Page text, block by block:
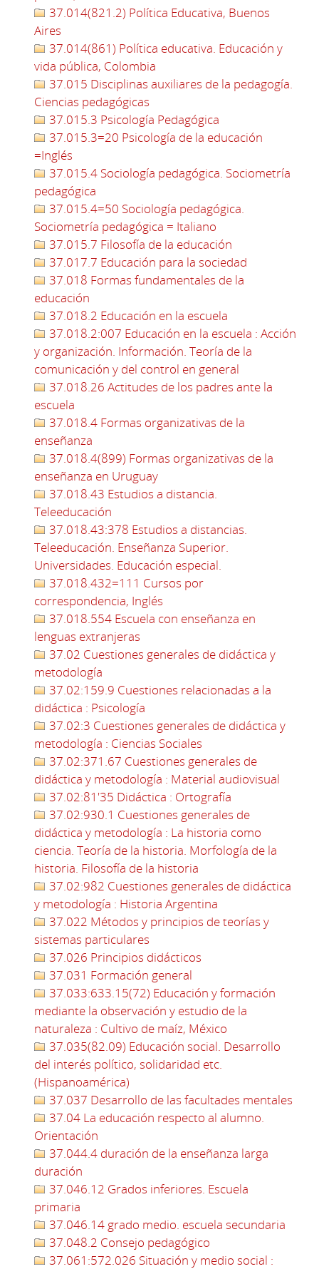
37.014(821.2) Política Educativa, Buenos
Aires
37.014(861) Política educativa. Educación y
vida pública, Colombia
37.015 Disciplinas auxiliares de la pedagogía.
Ciencias pedagógicas
37.015.3 Psicología Pedagógica
37.015.3=20 Psicología de la educación
=Inglés
37.015.4 Sociología pedagógica. Sociometría
pedagógica
37.015.4=50 Sociología pedagógica.
Sociometría pedagógica = Italiano
37.015.7 Filosofía de la educación
37.017.7 Educación para la sociedad
37.018 Formas fundamentales de la
educación
37.018.2 Educación en la escuela
37.018.2:007 Educación en la escuela : Acción
y organización. Información. Teoría de la
comunicación y del control en general
37.018.26 Actitudes de los padres ante la
escuela
37.018.4 Formas organizativas de la
enseñanza
37.018.4(899) Formas organizativas de la
enseñanza en Uruguay
37.018.43 Estudios a distancia.
Teleeducación
37.018.43:378 Estudios a distancias.
Teleeducación. Enseñanza Superior.
Universidades. Educación especial.
37.018.432=111 Cursos por
correspondencia, Inglés
37.018.554 Escuela con enseñanza en
lenguas extranjeras
37.02 Cuestiones generales de didáctica y
metodología
37.02:159.9 Cuestiones relacionadas a la
didáctica : Psicología
37.02:3 Cuestiones generales de didáctica y
metodología : Ciencias Sociales
37.02:371.67 Cuestiones generales de
didáctica y metodología : Material audiovisual
37.02:81'35 Didáctica : Ortografía
37.02:930.1 Cuestiones generales de
didáctica y metodología : La historia como
ciencia. Teoría de la historia. Morfología de la
historia. Filosofía de la historia
37.02:982 Cuestiones generales de didáctica
y metodología : Historia Argentina
37.022 Métodos y principios de teorías y
sistemas particulares
37.026 Principios didácticos
37.031 Formación general
37.033:633.15(72) Educación y formación
mediante la observación y estudio de la
naturaleza : Cultivo de maíz, México
37.035(82.09) Educación social. Desarrollo
del interés político, solidaridad etc.
(Hispanoamérica)
37.037 Desarrollo de las facultades mentales
37.04 La educación respecto al alumno.
Orientación
37.044.4 duración de la enseñanza larga
duración
37.046.12 Grados inferiores. Escuela
primaria
37.046.14 grado medio. escuela secundaria
37.048.2 Consejo pedagógico
37.061:572.026 Situación y medio social :